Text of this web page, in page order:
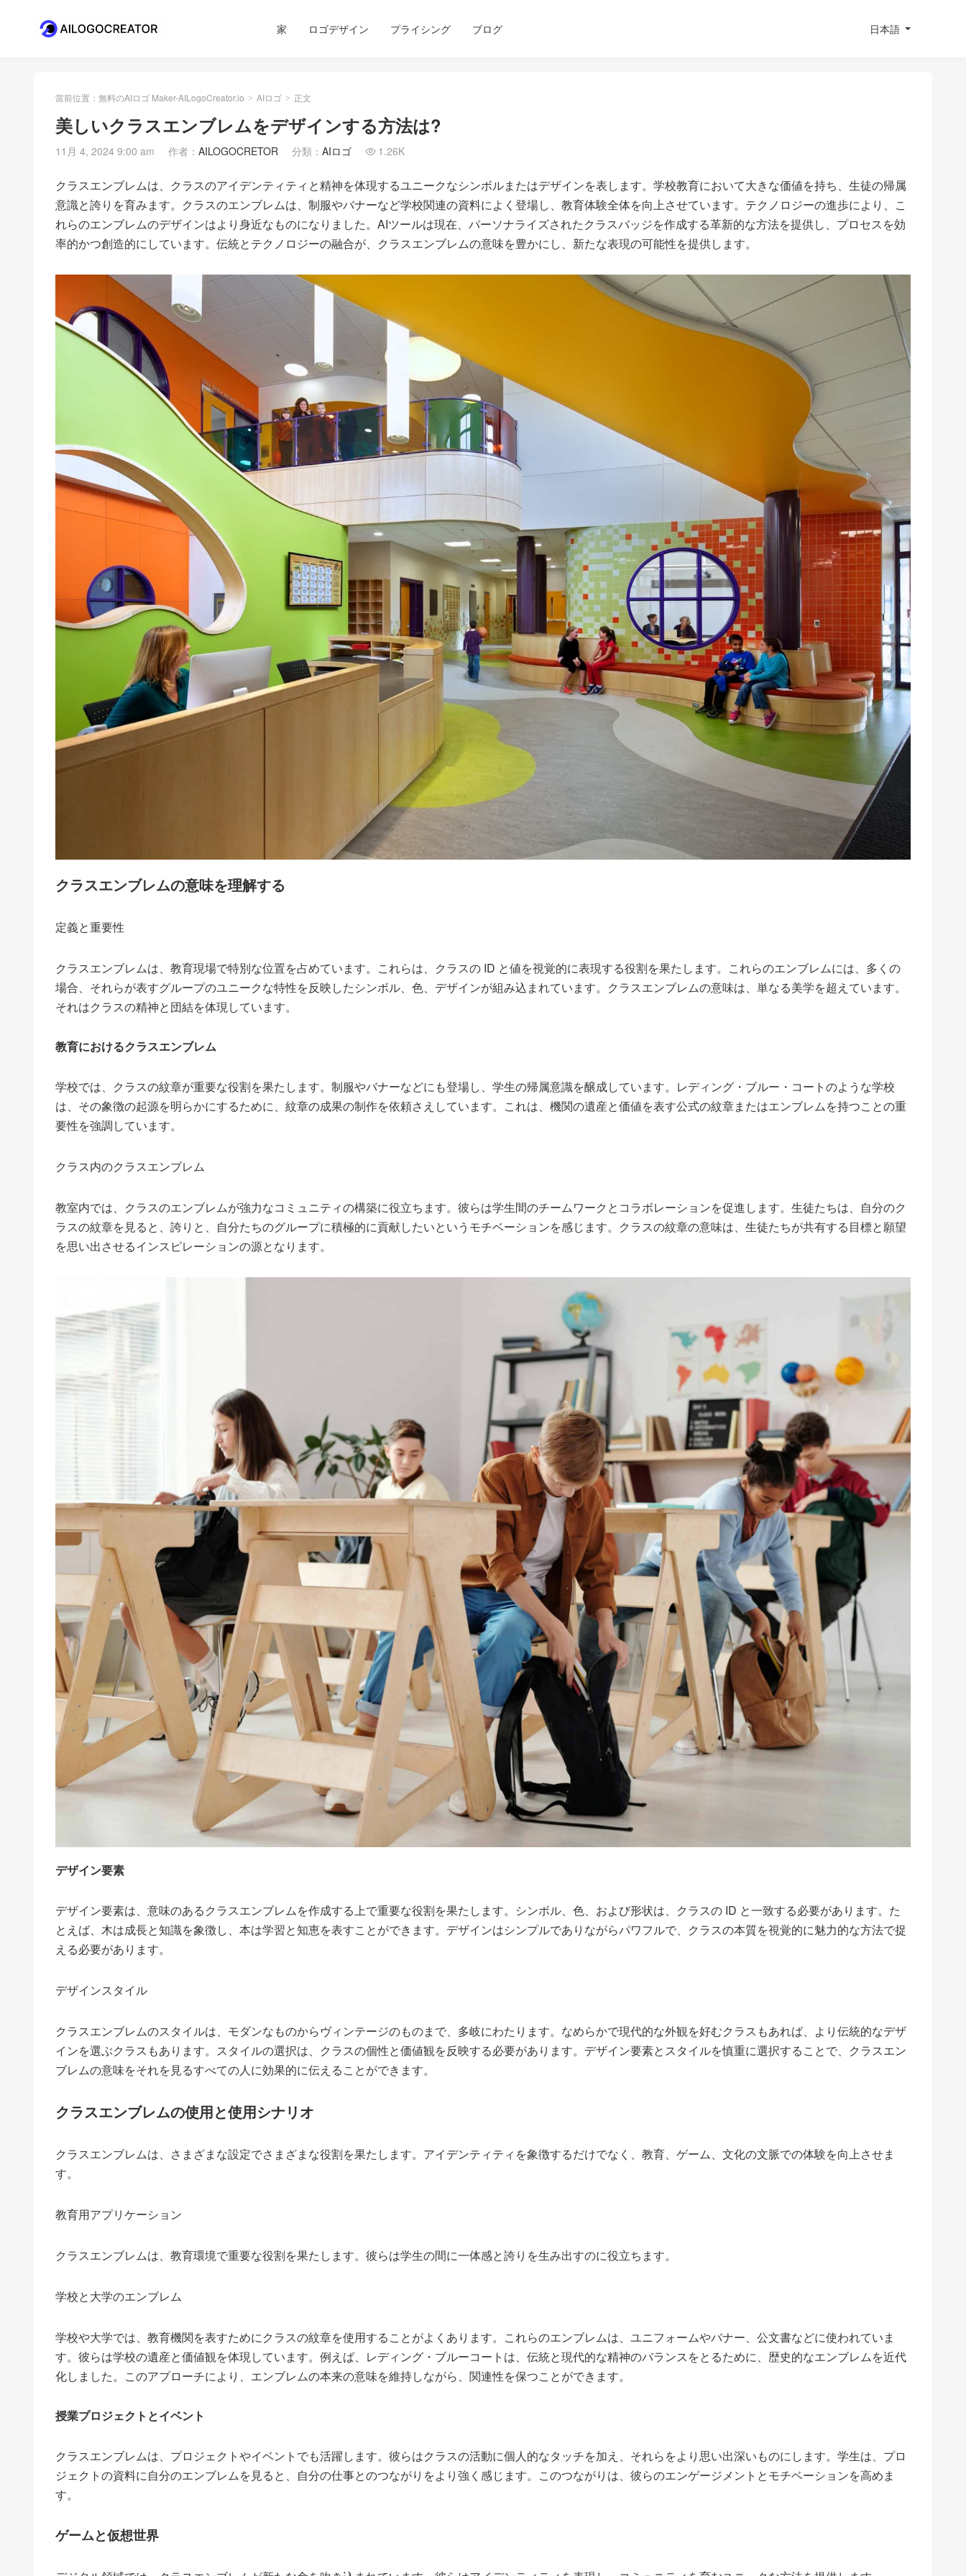
家 ロゴデザイン プライシング ブログ 日本語
當前位置： 無料のAIロゴ Maker-AILogoCreator.io > AIロゴ > 正文
美しいクラスエンブレムをデザインする方法は?
11月 4, 2024 9:00 am 作者： AILOGOCRETOR 分類： AIロゴ  1.26K
クラスエンブレムは、クラスのアイデンティティと精神を体現するユニークなシンボルまたはデザインを表します。学校教育において大きな価値を持ち、生徒の帰属
意識と誇りを育みます。クラスのエンブレムは、制服やバナーなど学校関連の資料によく登場し、教育体験全体を向上させています。テクノロジーの進歩により、こ
れらのエンブレムのデザインはより身近なものになりました。AIツールは現在、パーソナライズされたクラスバッジを作成する革新的な方法を提供し、プロセスを効
率的かつ創造的にしています。伝統とテクノロジーの融合が、クラスエンブレムの意味を豊かにし、新たな表現の可能性を提供します。
クラスエンブレムの意味を理解する
定義と重要性
クラスエンブレムは、教育現場で特別な位置を占めています。これらは、クラスの ID と値を視覚的に表現する役割を果たします。これらのエンブレムには、多くの
場合、それらが表すグループのユニークな特性を反映したシンボル、色、デザインが組み込まれています。クラスエンブレムの意味は、単なる美学を超えています。
それはクラスの精神と団結を体現しています。
教育におけるクラスエンブレム
学校では、クラスの紋章が重要な役割を果たします。制服やバナーなどにも登場し、学生の帰属意識を醸成しています。レディング・ブルー・コートのような学校
は、その象徴の起源を明らかにするために、紋章の成果の制作を依頼さえしています。これは、機関の遺産と価値を表す公式の紋章またはエンブレムを持つことの重
要性を強調しています。
クラス内のクラスエンブレム
教室内では、クラスのエンブレムが強力なコミュニティの構築に役立ちます。彼らは学生間のチームワークとコラボレーションを促進します。生徒たちは、自分のク
ラスの紋章を見ると、誇りと、自分たちのグループに積極的に貢献したいというモチベーションを感じます。クラスの紋章の意味は、生徒たちが共有する目標と願望
を思い出させるインスピレーションの源となります。
デザイン要素
デザイン要素は、意味のあるクラスエンブレムを作成する上で重要な役割を果たします。シンボル、色、および形状は、クラスの ID と一致する必要があります。た
とえば、木は成長と知識を象徴し、本は学習と知恵を表すことができます。デザインはシンプルでありながらパワフルで、クラスの本質を視覚的に魅力的な方法で捉
える必要があります。
デザインスタイル
クラスエンブレムのスタイルは、モダンなものからヴィンテージのものまで、多岐にわたります。なめらかで現代的な外観を好むクラスもあれば、より伝統的なデザ
インを選ぶクラスもあります。スタイルの選択は、クラスの個性と価値観を反映する必要があります。デザイン要素とスタイルを慎重に選択することで、クラスエン
ブレムの意味をそれを見るすべての人に効果的に伝えることができます。
クラスエンブレムの使用と使用シナリオ
クラスエンブレムは、さまざまな設定でさまざまな役割を果たします。アイデンティティを象徴するだけでなく、教育、ゲーム、文化の文脈での体験を向上させま
す。
教育用アプリケーション
クラスエンブレムは、教育環境で重要な役割を果たします。彼らは学生の間に一体感と誇りを生み出すのに役立ちます。
学校と大学のエンブレム
学校や大学では、教育機関を表すためにクラスの紋章を使用することがよくあります。これらのエンブレムは、ユニフォームやバナー、公文書などに使われていま
す。彼らは学校の遺産と価値観を体現しています。例えば、レディング・ブルーコートは、伝統と現代的な精神のバランスをとるために、歴史的なエンブレムを近代
化しました。このアプローチにより、エンブレムの本来の意味を維持しながら、関連性を保つことができます。
授業プロジェクトとイベント
クラスエンブレムは、プロジェクトやイベントでも活躍します。彼らはクラスの活動に個人的なタッチを加え、それらをより思い出深いものにします。学生は、プロ
ジェクトの資料に自分のエンブレムを見ると、自分の仕事とのつながりをより強く感じます。このつながりは、彼らのエンゲージメントとモチベーションを高めま
す。
ゲームと仮想世界